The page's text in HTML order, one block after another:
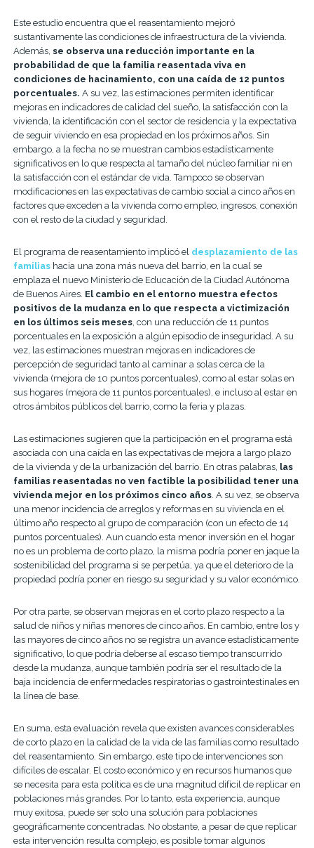
Este estudio encuentra que el reasentamiento mejoró
sustantivamente las condiciones de infraestructura de la vivienda.
Además, se observa una reducción importante en la
probabilidad de que la familia reasentada viva en
condiciones de hacinamiento, con una caída de 12 puntos
porcentuales. A su vez, las estimaciones permiten identificar
mejoras en indicadores de calidad del sueño, la satisfacción con la
vivienda, la identificación con el sector de residencia y la expectativa
de seguir viviendo en esa propiedad en los próximos años. Sin
embargo, a la fecha no se muestran cambios estadísticamente
significativos en lo que respecta al tamaño del núcleo familiar ni en
la satisfacción con el estándar de vida. Tampoco se observan
modificaciones en las expectativas de cambio social a cinco años en
factores que exceden a la vivienda como empleo, ingresos, conexión
con el resto de la ciudad y seguridad.
El programa de reasentamiento implicó el desplazamiento de las
familiashacia una zona más nueva del barrio, en la cual se
emplaza el nuevo Ministerio de Educación de la Ciudad Autónoma
de Buenos Aires. El cambio en el entorno muestra efectos
positivos de la mudanza en lo que respecta a victimización
en los últimos seis meses, con una reducción de 11 puntos
porcentuales en la exposición a algún episodio de inseguridad. A su
vez, las estimaciones muestran mejoras en indicadores de
percepción de seguridad tanto al caminar a solas cerca de la
vivienda (mejora de 10 puntos porcentuales), como al estar solas en
sus hogares (mejora de 11 puntos porcentuales), e incluso al estar en
otros ámbitos públicos del barrio, como la feria y plazas.
Las estimaciones sugieren que la participación en el programa está
asociada con una caída en las expectativas de mejora a largo plazo
de la vivienda y de la urbanización del barrio. En otras palabras, las
familias reasentadas no ven factible la posibilidad tener una
vivienda mejor en los próximos cinco años. A su vez, se observa
una menor incidencia de arreglos y reformas en su vivienda en el
último año respecto al grupo de comparación (con un efecto de 14
puntos porcentuales). Aun cuando esta menor inversión en el hogar
no es un problema de corto plazo, la misma podría poner en jaque la
sostenibilidad del programa si se perpetúa, ya que el deterioro de la
propiedad podría poner en riesgo su seguridad y su valor económico.
Por otra parte, se observan mejoras en el corto plazo respecto a la
salud de niños y niñas menores de cinco años. En cambio, entre los y
las mayores de cinco años no se registra un avance estadísticamente
significativo, lo que podría deberse al escaso tiempo transcurrido
desde la mudanza, aunque también podría ser el resultado de la
baja incidencia de enfermedades respiratorias o gastrointestinales en
la línea de base.
En suma, esta evaluación revela que existen avances considerables
de corto plazo en la calidad de la vida de las familias como resultado
del reasentamiento. Sin embargo, este tipo de intervenciones son
difíciles de escalar. El costo económico y en recursos humanos que
se necesita para esta política es de una magnitud difícil de replicar en
poblaciones más grandes. Por lo tanto, esta experiencia, aunque
muy exitosa, puede ser solo una solución para poblaciones
geográficamente concentradas. No obstante, a pesar de que replicar
esta intervención resulta complejo, es posible tomar algunos